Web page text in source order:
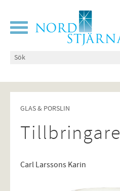
Meny
GLAS & PORSLIN
Tillbringare
Carl Larssons Karin